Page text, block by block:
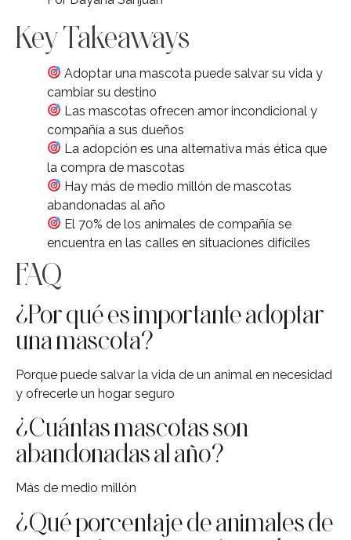
Key Takeaways
Adoptar una mascota puede salvar su vida y
cambiar su destino
Las mascotas ofrecen amor incondicional y
compañía a sus dueños
La adopción es una alternativa más ética que
la compra de mascotas
Hay más de medio millón de mascotas
abandonadas al año
El 70% de los animales de compañía se
encuentra en las calles en situaciones difíciles
FAQ
¿Por qué es importante adoptar
una mascota?
Porque puede salvar la vida de un animal en necesidad
y ofrecerle un hogar seguro
¿Cuántas mascotas son
abandonadas al año?
Más de medio millón
¿Qué porcentaje de animales de